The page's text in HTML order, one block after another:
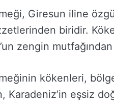
Giresun iline
biridir.
zengin
kökenleri,
Karadeniz’in eşsiz